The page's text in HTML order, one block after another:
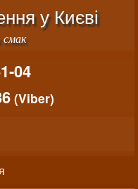
до основного
у Києві
смак
04
(Viber)